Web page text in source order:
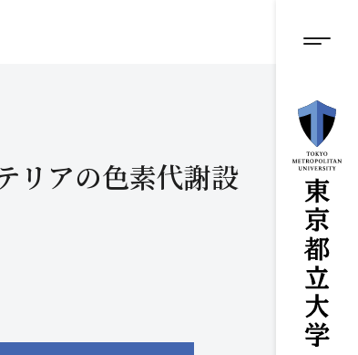
ン
ン
ツ
に
ス
キ
ッ
プ
メニ
リアの色素代謝設